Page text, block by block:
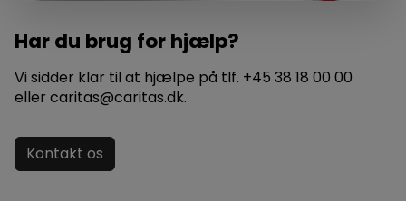
Har du brug for hjælp?
Vi sidder klar til at hjælpe på tlf. +45 38 18 00 00
eller caritas@caritas.dk.
Kontakt os